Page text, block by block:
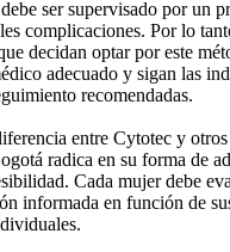
ser supervisado por un
complicaciones. Por lo
decidan optar por este
adecuado y sigan las
recomendadas.
entre Cytotec y
radica en su forma de
Cada mujer debe
informada en función de